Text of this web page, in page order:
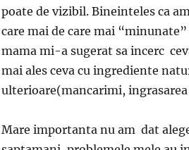
poate de vizibil. Bineinteles ca
care mai de care mai
mama mi-a sugerat sa incerc
mai ales ceva cu ingrediente
ulterioare(mancarimi,
Mare importanta nu am dat